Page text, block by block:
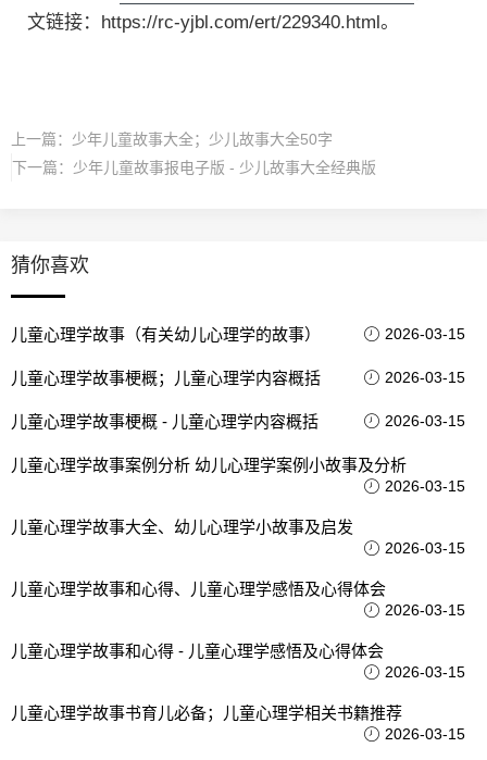
文链接：https://rc-yjbl.com/ert/229340.html。
上一篇： 少年儿童故事大全；少儿故事大全50字
下一篇： 少年儿童故事报电子版 - 少儿故事大全经典版
猜你喜欢
儿童心理学故事（有关幼儿心理学的故事） 2026-03-15
儿童心理学故事梗概；儿童心理学内容概括 2026-03-15
儿童心理学故事梗概 - 儿童心理学内容概括 2026-03-15
儿童心理学故事案例分析 幼儿心理学案例小故事及分析
2026-03-15
儿童心理学故事大全、幼儿心理学小故事及启发
2026-03-15
儿童心理学故事和心得、儿童心理学感悟及心得体会
2026-03-15
儿童心理学故事和心得 - 儿童心理学感悟及心得体会
2026-03-15
儿童心理学故事书育儿必备；儿童心理学相关书籍推荐
2026-03-15